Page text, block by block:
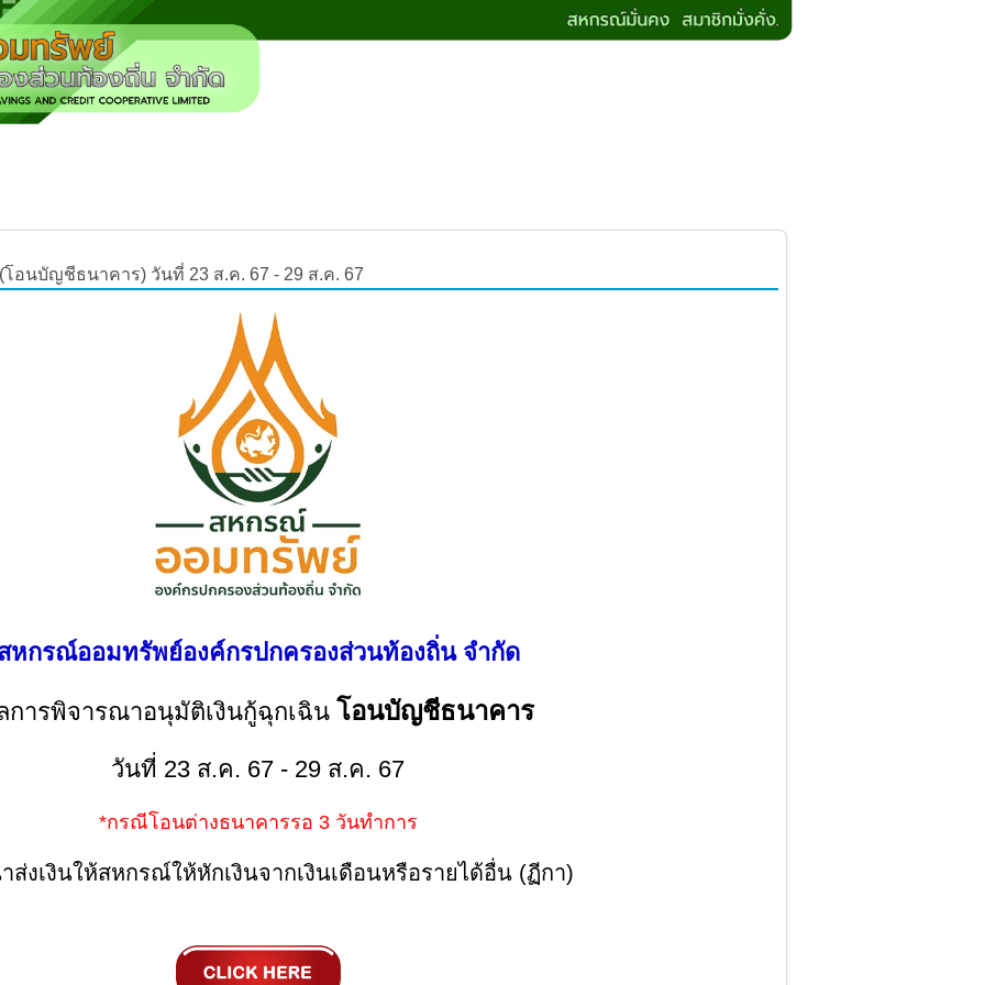
อนบัญชีธนาคาร) วันที่ 23 ส.ค. 67 - 29 ส.ค. 67
หกรณ์ออมทรัพย์องค์กรปกครองส่วนท้องถิ่น จำกัด
การพิจารณาอนุมัติเงินกู้ฉุกเฉิน โอนบัญชีธนาคาร
วันที่ 23 ส.ค. 67 - 29 ส.ค. 67
*กรณีโอนต่างธนาคารรอ 3 วันทำการ
ส่งเงินให้สหกรณ์ให้หักเงินจากเงินเดือนหรือรายได้อื่น (ฏีกา)